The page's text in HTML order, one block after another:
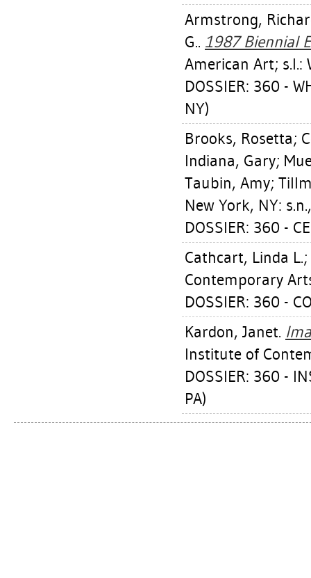
Armstrong,
G.. 1987 Biennial
American Art; s.l.:
DOSSIER: 360 -
NY)
Brooks, Rosetta;
Indiana, Gary;
Taubin, Amy;
New York, NY:
DOSSIER: 360 -
Cathcart, Linda L.;
Contemporary
DOSSIER: 360 -
Kardon, Janet.
Institute of
DOSSIER: 360 -
PA)